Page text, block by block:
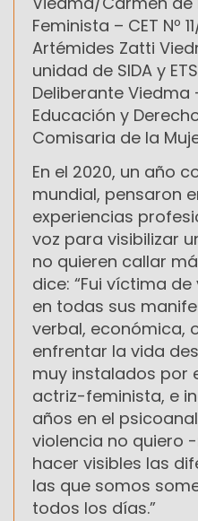
Feminista – CET Nº
Artémides Zatti
unidad de SIDA y
Deliberante Viedma
Educación y
Comisaria de la
En el 2020, un año
mundial, pensaron
experiencias
voz para visibilizar
no quieren callar
dice: “Fui víctima de
en todas sus
verbal, económica,
enfrentar la vida
muy instalados por
actriz-feminista, e
años en el
violencia no quiero
hacer visibles las
las que somos
todos los días.”